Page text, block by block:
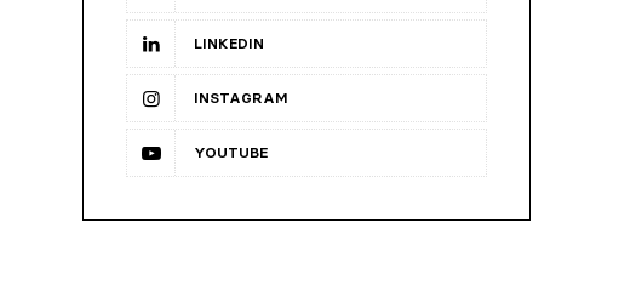
LINKEDIN
INSTAGRAM
YOUTUBE